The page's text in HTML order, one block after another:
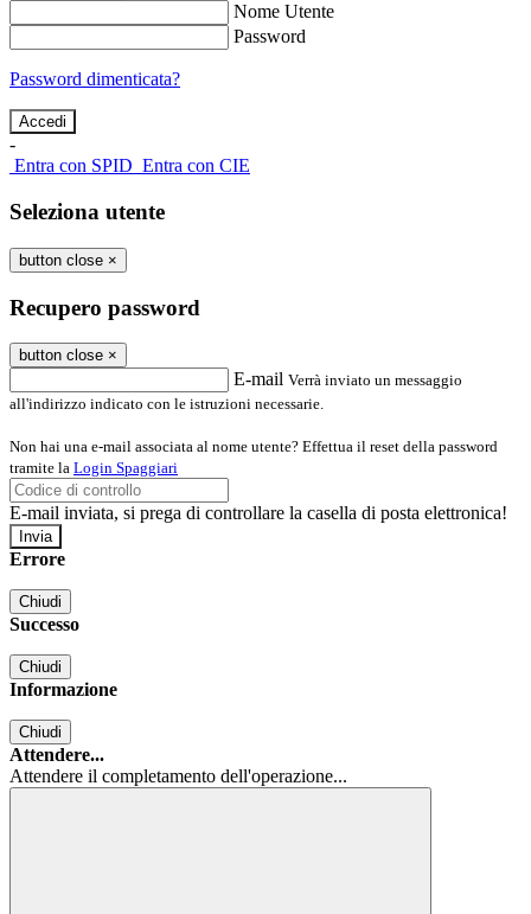
Nome Utente
Password
Password dimenticata?
-
Entra con SPID Entra con CIE
Seleziona utente
button close ×
Recupero password
button close ×
E-mail Verrà inviato un messaggio
all'indirizzo indicato con le istruzioni necessarie.
Non hai una e-mail associata al nome utente? Effettua il reset della password
tramite la Login Spaggiari
E-mail inviata, si prega di controllare la casella di posta elettronica!
Errore
Chiudi
Successo
Chiudi
Informazione
Chiudi
Attendere...
Attendere il completamento dell'operazione...